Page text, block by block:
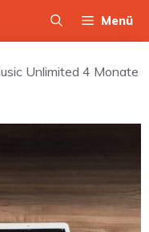
Menü
Unlimited 4 Monate